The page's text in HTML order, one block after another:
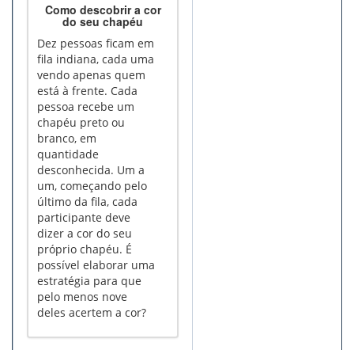
Como descobrir a cor
do seu chapéu
Dez pessoas ficam em
fila indiana, cada uma
vendo apenas quem
está à frente. Cada
pessoa recebe um
chapéu preto ou
branco, em
quantidade
desconhecida. Um a
um, começando pelo
último da fila, cada
participante deve
dizer a cor do seu
próprio chapéu. É
possível elaborar uma
estratégia para que
pelo menos nove
deles acertem a cor?